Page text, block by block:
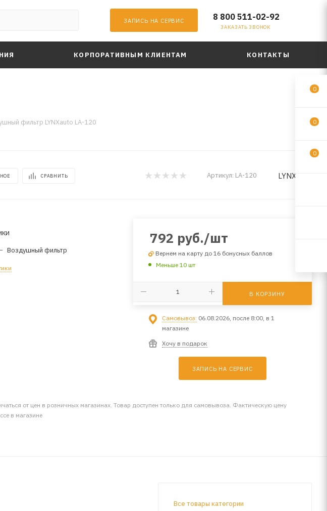
ЗАПИСЬ НА СЕРВИС 8 800 511-02-92
ЗАКАЗАТЬ ЗВОНОК
КОРПОРАТИВНЫМ КЛИЕНТАМ КОНТАКТЫ
фильтр LYNXauto LA-120
СРАВНИТЬ Артикул: LA-120 LYNXauto
Воздушный фильтр
792 руб./шт
Вернем на карту до 16 бонусных баллов
Меньше 10 шт
В КОРЗИНУ
Самовывоз: 06.08.2026, после 8:00, в 1
магазине
Хочу в подарок
ЗАПИСЬ НА СЕРВИС
от цен в розничных магазинах. Товар доступен только для самовывоза. Фактическую цену
в магазине
Все товары категории
0
0
0